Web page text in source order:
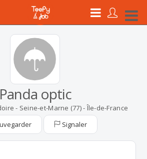
Panda optic
- Seine-et-Marne (77) - Île-de-France
Signaler